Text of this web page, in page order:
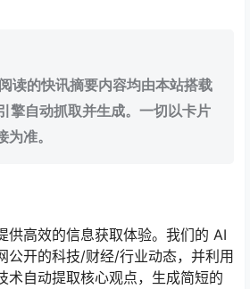
读的快讯摘要内容均由本站搭载
擎自动抓取并生成。一切以卡片
为准。
供高效的信息获取体验。我们的 AI
公开的科技/财经/行业动态，并利用
术自动提取核心观点，生成简短的